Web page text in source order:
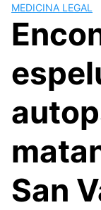
MEDICINA LEGAL
San